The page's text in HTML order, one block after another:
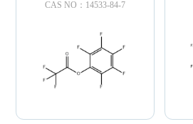
CAS NO：14533-84-7